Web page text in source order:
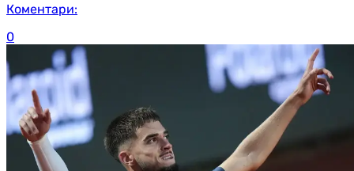
Коментари:
0